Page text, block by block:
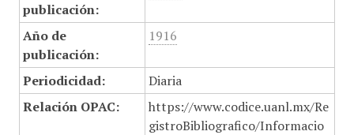
publicación:
Año de
publicación:
1916
Periodicidad:
Diaria
Relación OPAC:
https://www.codice.uanl.mx/Re
gistroBibliografico/Informacio